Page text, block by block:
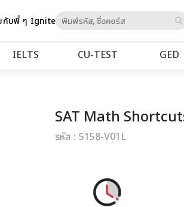
กับพี่ ๆ Igniteto
IELTS CU‑TEST GED
SAT Math
รหัส : 5158-V01L